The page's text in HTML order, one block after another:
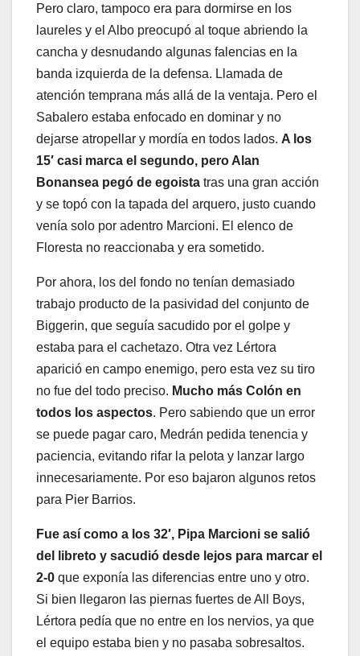
Pero claro, tampoco era para dormirse en los
laureles y el Albo preocupó al toque abriendo la
cancha y desnudando algunas falencias en la
banda izquierda de la defensa. Llamada de
atención temprana más allá de la ventaja. Pero el
Sabalero estaba enfocado en dominar y no
dejarse atropellar y mordía en todos lados. A los
15′ casi marca el segundo, pero Alan
Bonansea pegó de egoista tras una gran acción
y se topó con la tapada del arquero, justo cuando
venía solo por adentro Marcioni. El elenco de
Floresta no reaccionaba y era sometido.
Por ahora, los del fondo no tenían demasiado
trabajo producto de la pasividad del conjunto de
Biggerin, que seguía sacudido por el golpe y
estaba para el cachetazo. Otra vez Lértora
aparició en campo enemigo, pero esta vez su tiro
no fue del todo preciso. Mucho más Colón en
todos los aspectos. Pero sabiendo que un error
se puede pagar caro, Medrán pedida tenencia y
paciencia, evitando rifar la pelota y lanzar largo
innecesariamente. Por eso bajaron algunos retos
para Pier Barrios.
Fue así como a los 32′, Pipa Marcioni se salió
del libreto y sacudió desde lejos para marcar el
2-0 que exponía las diferencias entre uno y otro.
Si bien llegaron las piernas fuertes de All Boys,
Lértora pedía que no entre en los nervios, ya que
el equipo estaba bien y no pasaba sobresaltos.